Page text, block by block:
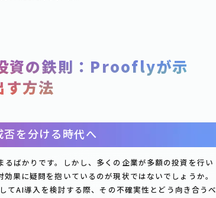
資の鉄則：Prooflyが示
す方法
を分ける時代へ
ばかりです。しかし、多くの企業が多額の投資を行い
果に疑問を抱いているのが現状ではないでしょうか。
てAI導入を検討する際、その不確実性とどう向き合うべ